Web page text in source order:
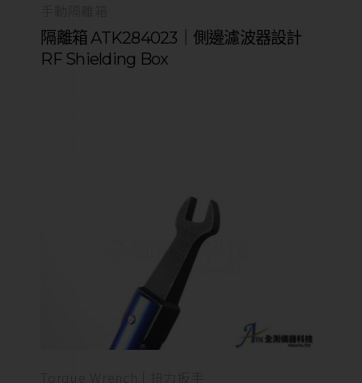
隔離箱 ATK284023｜側邊濾波器設計
RF Shielding Box